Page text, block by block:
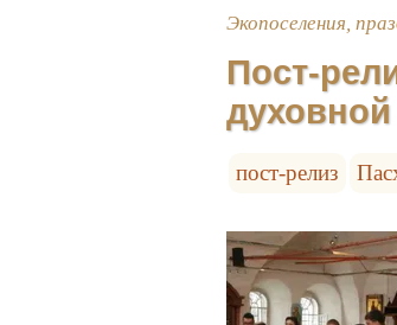
Экопоселения,
Пост-
пост-релиз